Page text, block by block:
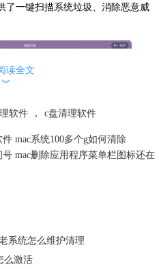
了一键扫描系统垃圾、消除恶意威
使用智能扫描功能，就能将mac系
进程的设置等都扫描出来，作统一
读全文
︾
软件 ， c盘清理软件
mac系统100多个g如何清除
mac删除应用程序菜单栏图标还在
系统怎么维护清理
么激活